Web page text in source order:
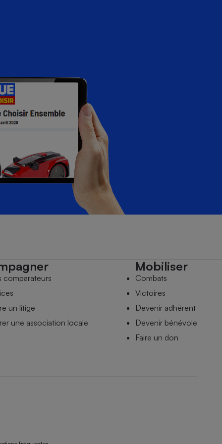
comparateurs
un litige
une association locale
Mobiliser
Combats
Victoires
Devenir adhérent
Devenir bénévole
Faire un don